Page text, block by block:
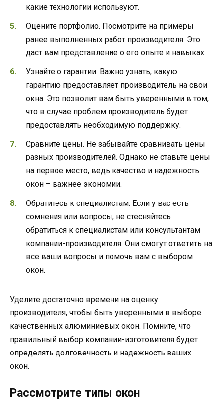
какие технологии используют.
Оцените портфолио. Посмотрите на примеры
ранее выполненных работ производителя. Это
даст вам представление о его опыте и навыках.
Узнайте о гарантии. Важно узнать, какую
гарантию предоставляет производитель на свои
окна. Это позволит вам быть уверенными в том,
что в случае проблем производитель будет
предоставлять необходимую поддержку.
Сравните цены. Не забывайте сравнивать цены
разных производителей. Однако не ставьте цены
на первое место, ведь качество и надежность
окон – важнее экономии.
Обратитесь к специалистам. Если у вас есть
сомнения или вопросы, не стесняйтесь
обратиться к специалистам или консультантам
компании-производителя. Они смогут ответить на
все ваши вопросы и помочь вам с выбором
окон.
Уделите достаточно времени на оценку
производителя, чтобы быть уверенными в выборе
качественных алюминиевых окон. Помните, что
правильный выбор компании-изготовителя будет
определять долговечность и надежность ваших
окон.
Рассмотрите типы окон